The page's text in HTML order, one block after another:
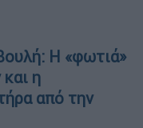
Η «φωτιά»
η
από την